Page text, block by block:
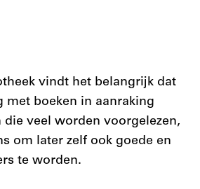
vindt het belangrijk dat
met boeken in aanraking
die veel worden voorgelezen,
om later zelf ook goede en
te worden.